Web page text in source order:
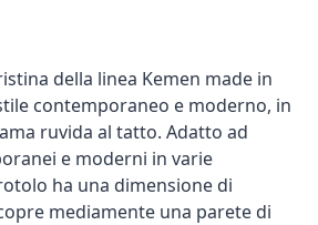
della linea Kemen made in
contemporaneo e moderno, in
ruvida al tatto. Adatto ad
e moderni in varie
ha una dimensione di
mediamente una parete di